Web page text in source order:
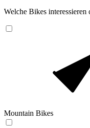
Welche Bikes interessieren
Mountain Bikes